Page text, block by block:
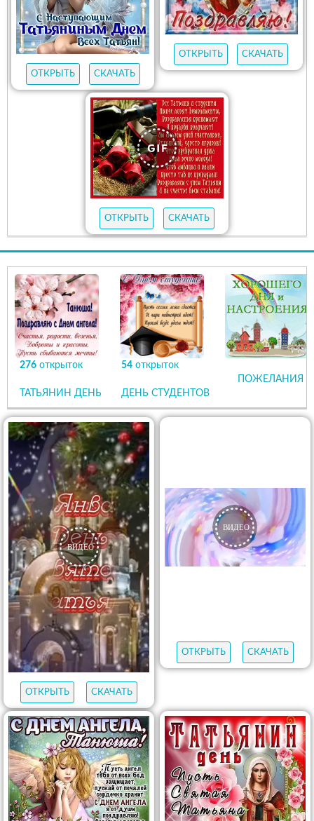
ОТКРЫТЬ СКАЧАТЬ
ОТКРЫТЬ СКАЧАТЬ
ОТКРЫТЬ СКАЧАТЬ
276открыток
ТАТЬЯНИН ДЕНЬ
54 открыток
ДЕНЬ СТУДЕНТОВ
ПОЖЕЛАНИЯ
ОТКРЫТЬ СКАЧАТЬ
ОТКРЫТЬ СКАЧАТЬ